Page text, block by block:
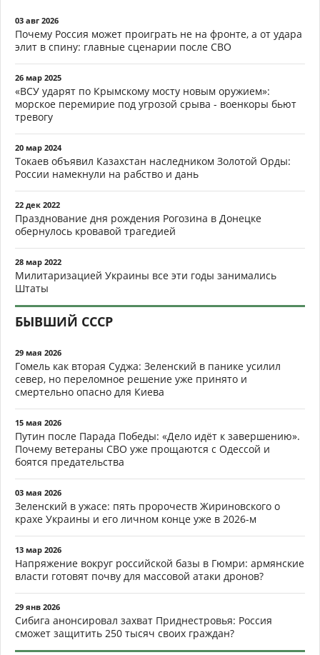
03 авг 2026
Почему Россия может проиграть не на фронте, а от удара
элит в спину: главные сценарии после СВО
26 мар 2025
«ВСУ ударят по Крымскому мосту новым оружием»:
морское перемирие под угрозой срыва - военкоры бьют
тревогу
20 мар 2024
Токаев объявил Казахстан наследником Золотой Орды:
России намекнули на рабство и дань
22 дек 2022
Празднование дня рождения Рогозина в Донецке
обернулось кровавой трагедией
28 мар 2022
Милитаризацией Украины все эти годы занимались
Штаты
БЫВШИЙ СССР
29 мая 2026
Гомель как вторая Суджа: Зеленский в панике усилил
север, но переломное решение уже принято и
смертельно опасно для Киева
15 мая 2026
Путин после Парада Победы: «Дело идёт к завершению».
Почему ветераны СВО уже прощаются с Одессой и
боятся предательства
03 мая 2026
Зеленский в ужасе: пять пророчеств Жириновского о
крахе Украины и его личном конце уже в 2026-м
13 мар 2026
Напряжение вокруг российской базы в Гюмри: армянские
власти готовят почву для массовой атаки дронов?
29 янв 2026
Сибига анонсировал захват Приднестровья: Россия
сможет защитить 250 тысяч своих граждан?